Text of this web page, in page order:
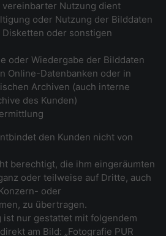
vereinbarter Nutzung dient
oder Nutzung der Bilddaten
Disketten oder sonstigen
oder Wiedergabe der Bilddaten
Online-Datenbanken oder in
Archiven (auch interne
des Kunden)
den Kunden nicht von
berechtigt, die ihm eingeräumten
oder teilweise auf Dritte, auch
oder
zu übertragen.
ist nur gestattet mit folgendem
am Bild: „Fotografie PUR